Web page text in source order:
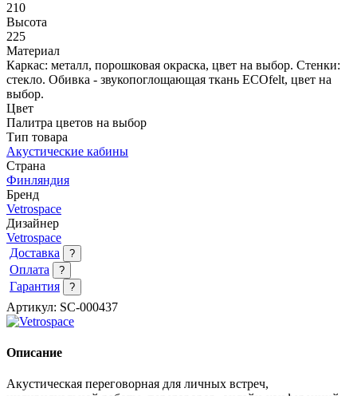
210
Высота
225
Материал
Каркас: металл, порошковая окраска, цвет на выбор. Стенки:
стекло. Обивка - звукопоглощающая ткань ECOfelt, цвет на
выбор.
Цвет
Палитра цветов на выбор
Тип товара
Акустические кабины
Страна
Финляндия
Бренд
Vetrospace
Дизайнер
Vetrospace
Доставка
?
Оплата ?
Гарантия ?
Артикул: SC-000437
Описание
Акустическая переговорная для личных встреч,